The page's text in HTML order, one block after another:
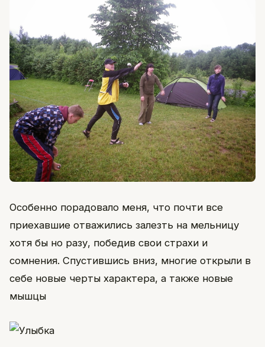
Особенно порадовало меня, что почти все
приехавшие отважились залезть на мельницу
хотя бы но разу, победив свои страхи и
сомнения. Спустившись вниз, многие открыли в
себе новые черты характера, а также новые
мышцы